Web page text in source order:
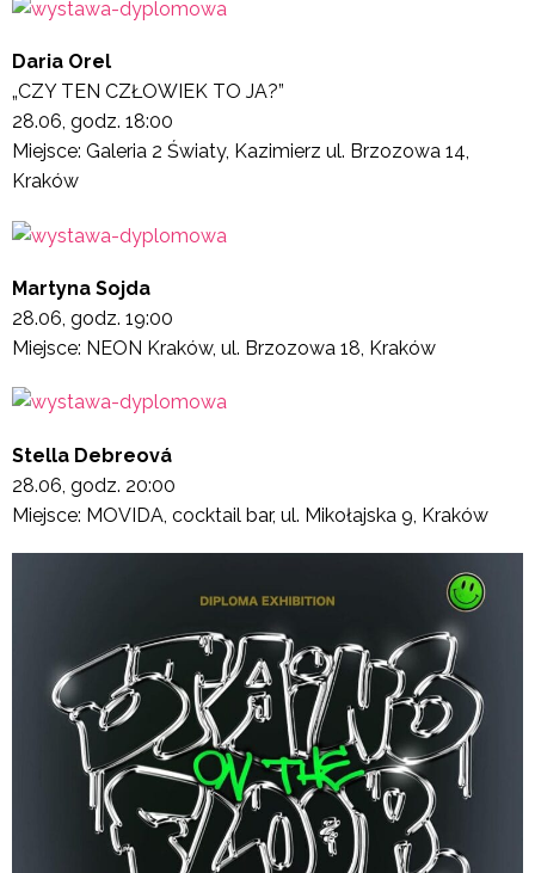
Daria Orel
„CZY TEN CZŁOWIEK TO JA?”
28.06, godz. 18:00
Miejsce: Galeria 2 Światy, Kazimierz ul. Brzozowa 14,
Kraków
Martyna Sojda
28.06, godz. 19:00
Miejsce: NEON Kraków, ul. Brzozowa 18, Kraków
Stella Debreová
28.06, godz. 20:00
Miejsce: MOVIDA, cocktail bar, ul. Mikołajska 9, Kraków